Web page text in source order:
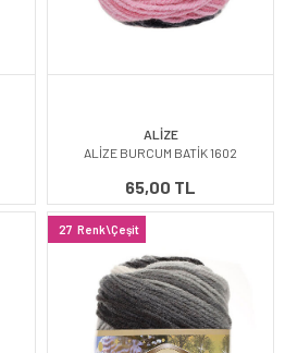
ALİZE
ALİZE BURCUM BATİK 1602
65,00 TL
27 Renk\Çeşit